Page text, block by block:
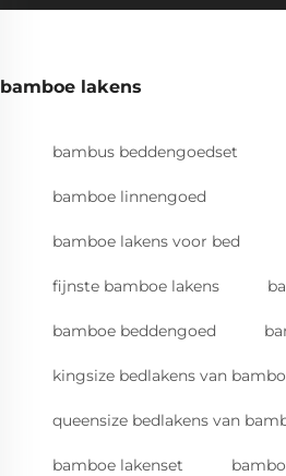
bamboe lakens
bambus beddengoedset
bamboe linnengoed
bamboe lakens voor bed
fijnste bamboe lakens
bamboe beddengoed
kingsize bedlakens van
queensize bedlakens van
bamboe lakenset